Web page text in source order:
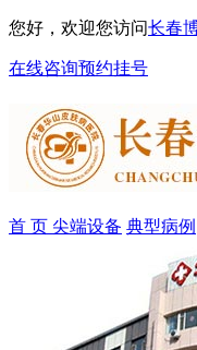
您好，欢迎您访问长春
在线咨询预约挂号
首 页 尖端设备 典型病例